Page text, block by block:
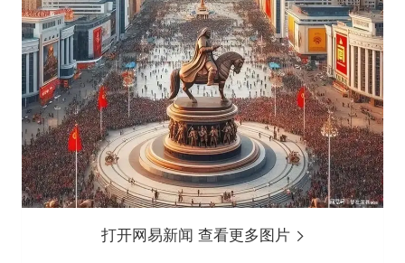
打开网易新闻 查看更多图片